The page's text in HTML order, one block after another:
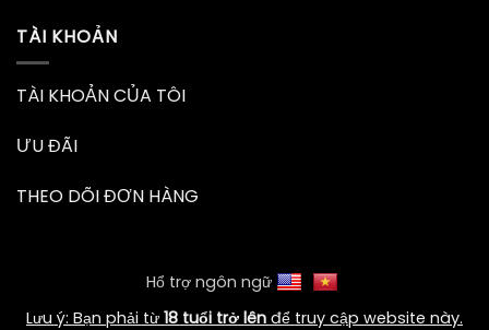
TÀI KHOẢN
TÀI KHOẢN CỦA TÔI
ƯU ĐÃI
THEO DÕI ĐƠN HÀNG
Hổ trợ ngôn ngữ
Lưu ý: Bạn phải từ 18 tuổi trở lên để truy cập website này.